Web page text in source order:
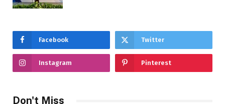
Facebook Twitter
Instagram Pinterest
Don't Miss